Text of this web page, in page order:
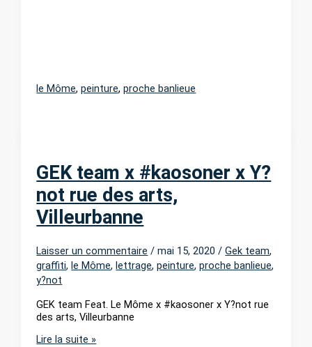
le Môme,peinture,proche banlieue
GEK team x #kaosoner x Y?
not rue des arts,
Villeurbanne
Laisser un commentaire /mai 15, 2020/Gek team,
graffiti,le Môme,lettrage,peinture,proche banlieue,
y?not
GEK team Feat. Le Môme x #kaosoner x Y?not rue
des arts, Villeurbanne
GEK
Lire la suite »